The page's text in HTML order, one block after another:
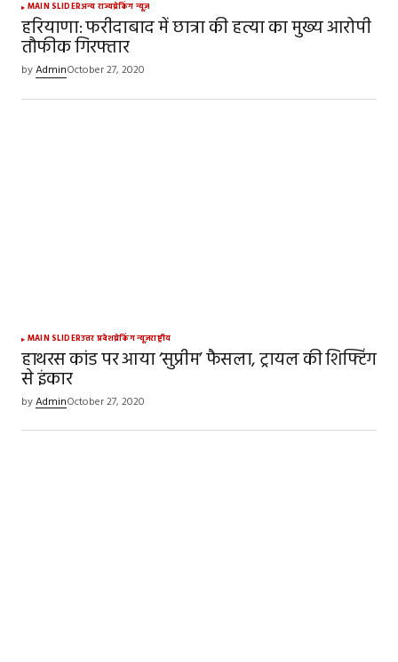
Your E-mail*
browser for the next time I comment.
MAIN SLIDERअन्य राज्यब्रेकिंग न्यूज़
हरियाणा: फरीदाबाद में छात्रा की हत्या का मुख्य आरोपी
तौफीक गिरफ्तार
byAdminOctober 27, 2020
MAIN SLIDERउत्तर प्रदेशब्रेकिंग न्यूज़राष्ट्रीय
हाथरस कांड पर आया ‘सुप्रीम’ फैसला, ट्रायल की शिफ्टिंग
से इंकार
byAdminOctober 27, 2020